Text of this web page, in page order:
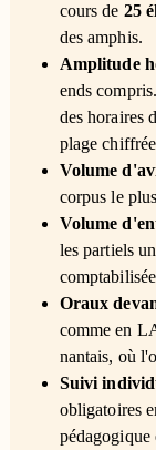
cours de 25
des amphis.
Amplitude
ends
des horaires
plage
Volume
corpus le
Volume
les partiels
Oraux
comme en
nantais, où
Suivi
obligatoires
pédagogique